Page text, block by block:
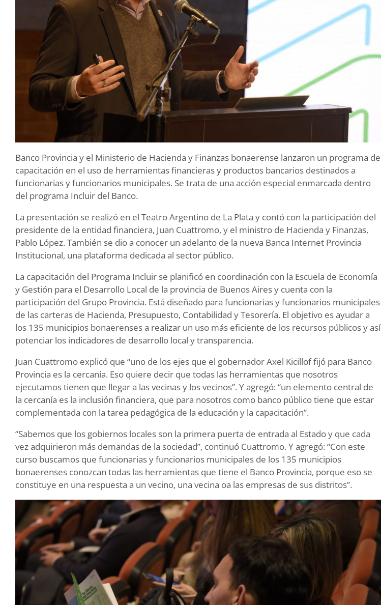
Banco Provincia y el Ministerio de Hacienda y Finanzas bonaerense lanzaron un programa de
capacitación en el uso de herramientas financieras y productos bancarios destinados a
funcionarias y funcionarios municipales. Se trata de una acción especial enmarcada dentro
del programa Incluir del Banco.
La presentación se realizó en el Teatro Argentino de La Plata y contó con la participación del
presidente de la entidad financiera, Juan Cuattromo, y el ministro de Hacienda y Finanzas,
Pablo López. También se dio a conocer un adelanto de la nueva Banca Internet Provincia
Institucional, una plataforma dedicada al sector público.
La capacitación del Programa Incluir se planificó en coordinación con la Escuela de Economía
y Gestión para el Desarrollo Local de la provincia de Buenos Aires y cuenta con la
participación del Grupo Provincia. Está diseñado para funcionarias y funcionarios municipales
de las carteras de Hacienda, Presupuesto, Contabilidad y Tesorería. El objetivo es ayudar a
los 135 municipios bonaerenses a realizar un uso más eficiente de los recursos públicos y así
potenciar los indicadores de desarrollo local y transparencia.
Juan Cuattromo explicó que “uno de los ejes que el gobernador Axel Kicillof fijó para Banco
Provincia es la cercanía. Eso quiere decir que todas las herramientas que nosotros
ejecutamos tienen que llegar a las vecinas y los vecinos”. Y agregó: “un elemento central de
la cercanía es la inclusión financiera, que para nosotros como banco público tiene que estar
complementada con la tarea pedagógica de la educación y la capacitación”.
“Sabemos que los gobiernos locales son la primera puerta de entrada al Estado y que cada
vez adquirieron más demandas de la sociedad”, continuó Cuattromo. Y agregó: “Con este
curso buscamos que funcionarias y funcionarios municipales de los 135 municipios
bonaerenses conozcan todas las herramientas que tiene el Banco Provincia, porque eso se
constituye en una respuesta a un vecino, una vecina oa las empresas de sus distritos”.